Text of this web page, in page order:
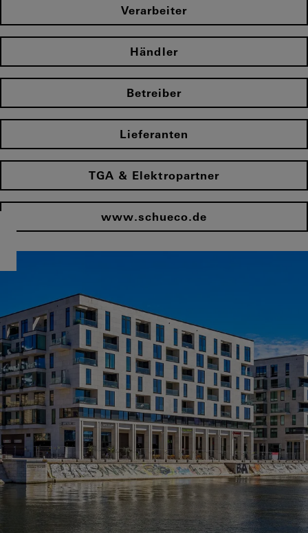
Verarbeiter
Händler
Betreiber
Lieferanten
TGA & Elektropartner
www.schueco.de